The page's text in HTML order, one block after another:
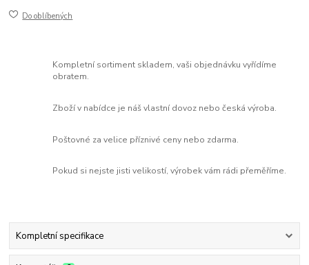
Do oblíbených
Kompletní sortiment skladem, vaši objednávku vyřídíme
obratem.
Zboží v nabídce je náš vlastní dovoz nebo česká výroba.
Poštovné za velice příznivé ceny nebo zdarma.
Pokud si nejste jisti velikostí, výrobek vám rádi přeměříme.
Kompletní specifikace